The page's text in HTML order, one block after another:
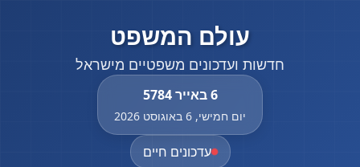
6 באייר 5784
יום חמישי, 6 באוגוסט 2026
עולם המשפט
חדשות ועדכונים משפטיים מישראל
עדכונים חיים